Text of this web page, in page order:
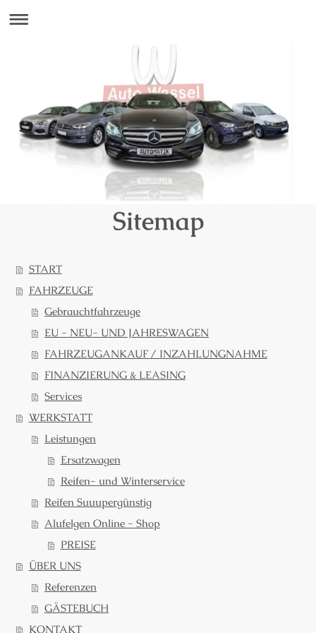
Sitemap
START
FAHRZEUGE
Gebrauchtfahrzeuge
EU - NEU- UND JAHRESWAGEN
FAHRZEUGANKAUF / INZAHLUNGNAHME
FINANZIERUNG & LEASING
Services
WERKSTATT
Leistungen
Ersatzwagen
Reifen- und Winterservice
Reifen Suuupergünstig
Alufelgen Online - Shop
PREISE
ÜBER UNS
Referenzen
GÄSTEBUCH
KONTAKT